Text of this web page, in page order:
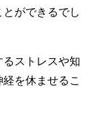
ができるでし
ストレスや知
を休ませるこ